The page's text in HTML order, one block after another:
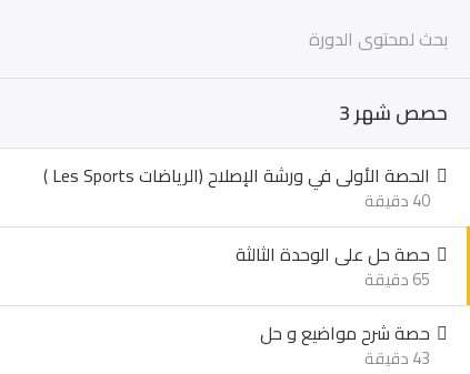
اولي ثانوي
الرئيسية
اولي ثانوي
تانية ثانوي
تالته ثانوي
تسجيل الدخول
تسجيل كطالب جديد
تسجيل الدخول
تسجيل كطالب جديد
حصص شهر 3
الحصة الأولى في ورشة الإصلاح (الرياضات Les Sports )
40 دقيقة
حصة حل على الوحدة الثالثة
65 دقيقة
حصة شرح مواضيع و حل
43 دقيقة